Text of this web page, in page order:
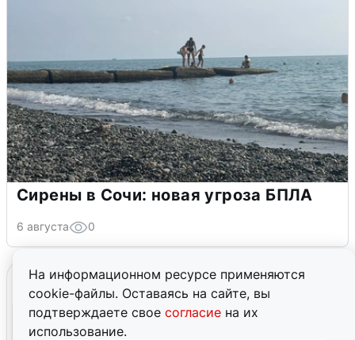
На информационном ресурсе применяются
cookie-файлы. Оставаясь на сайте, вы
подтверждаете свое согласие на их
использование.
Сирены в Сочи: новая угроза БПЛА
6 августа 0